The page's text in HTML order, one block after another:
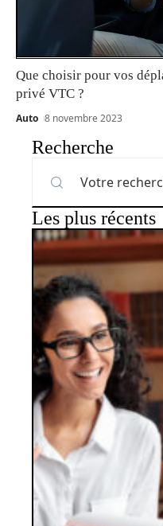
Que choisir pour vos
privé VTC ?
Auto 8 novembre 2023
Recherche
Les plus récents